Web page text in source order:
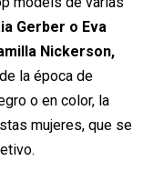
Gerber o Eva
Nickerson,
la época de
o en color, la
mujeres, que se